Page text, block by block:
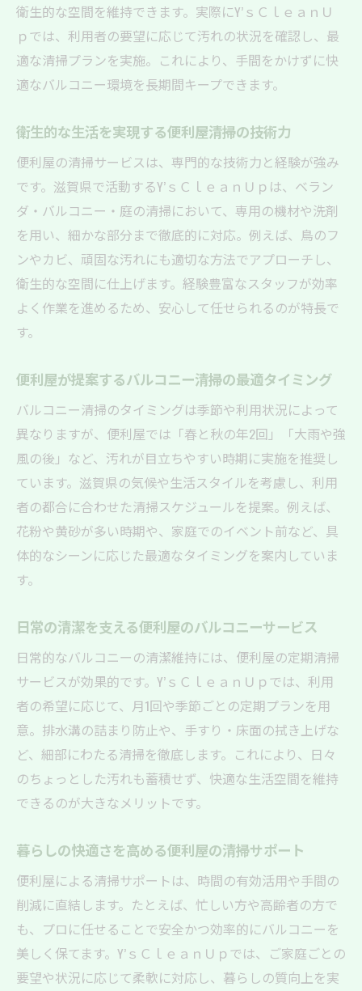
由
便利屋が提供する衛生重視の清掃技術を解
説
定期的な清掃依頼で衛生的な暮らしを維持
便利屋利用で家族も安心の衛生環境が実現
理由
快適な生活を支える便利屋清掃のポイント
便利屋清掃が快適な生活空間を生み出す理
由
清掃後の快適さを実感できる便利屋の工夫
便利屋に依頼する際の安心ポイントまとめ
ベランダ・バルコニーを快適にする清掃の
秘訣
便利屋清掃が長く快適な暮らしを支える仕
組み
衛生的な空間を維持できます。実際にY’ｓＣｌｅａｎＵ
ｐでは、利用者の要望に応じて汚れの状況を確認し、最
適な清掃プランを実施。これにより、手間をかけずに快
適なバルコニー環境を長期間キープできます。
衛生的な生活を実現する便利屋清掃の技術力
便利屋の清掃サービスは、専門的な技術力と経験が強み
です。滋賀県で活動するY’ｓＣｌｅａｎＵｐは、ベラン
ダ・バルコニー・庭の清掃において、専用の機材や洗剤
を用い、細かな部分まで徹底的に対応。例えば、鳥のフ
ンやカビ、頑固な汚れにも適切な方法でアプローチし、
衛生的な空間に仕上げます。経験豊富なスタッフが効率
よく作業を進めるため、安心して任せられるのが特長で
す。
便利屋が提案するバルコニー清掃の最適タイミング
バルコニー清掃のタイミングは季節や利用状況によって
異なりますが、便利屋では「春と秋の年2回」「大雨や強
風の後」など、汚れが目立ちやすい時期に実施を推奨し
ています。滋賀県の気候や生活スタイルを考慮し、利用
者の都合に合わせた清掃スケジュールを提案。例えば、
花粉や黄砂が多い時期や、家庭でのイベント前など、具
体的なシーンに応じた最適なタイミングを案内していま
す。
日常の清潔を支える便利屋のバルコニーサービス
日常的なバルコニーの清潔維持には、便利屋の定期清掃
サービスが効果的です。Y’ｓＣｌｅａｎＵｐでは、利用
者の希望に応じて、月1回や季節ごとの定期プランを用
意。排水溝の詰まり防止や、手すり・床面の拭き上げな
ど、細部にわたる清掃を徹底します。これにより、日々
のちょっとした汚れも蓄積せず、快適な生活空間を維持
できるのが大きなメリットです。
暮らしの快適さを高める便利屋の清掃サポート
便利屋による清掃サポートは、時間の有効活用や手間の
削減に直結します。たとえば、忙しい方や高齢者の方で
も、プロに任せることで安全かつ効率的にバルコニーを
美しく保てます。Y’ｓＣｌｅａｎＵｐでは、ご家庭ごとの
要望や状況に応じて柔軟に対応し、暮らしの質向上を実